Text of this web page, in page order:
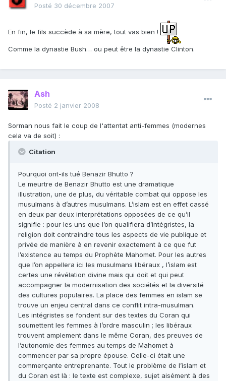
Posté 30 décembre 2007
En fin, le fils succède à sa mère, tout vas bien !
Comme la dynastie Bush… ou peut être la dynastie Clinton.
Ash
Posté 2 janvier 2008
Sorman nous fait le coup de l'attentat anti-femmes (modernes
cela va de soit) :
Citation
Pourquoi ont-ils tué Benazir Bhutto ?
Le meurtre de Benazir Bhutto est une dramatique
illustration, une de plus, du véritable combat qui oppose les
musulmans à d’autres musulmans. L’islam est en effet cassé
en deux par deux interprétations opposées de ce qu’il
signifie : pour les uns que l’on qualifiera d’intégristes, la
religion doit contraindre tous les aspects de vie publique et
privée de manière à en revenir exactement à ce que fut
l’existence au temps du Prophète Mahomet. Pour les autres
que l’on appellera ici les musulmans libéraux , l’islam est
certes une révélation divine mais qui doit et qui peut
accompagner la modernisation des sociétés et la diversité
des cultures populaires. La place des femmes en islam se
trouve un enjeu central dans ce conflit intra-musulman.
Les intégristes se fondent sur des textes du Coran qui
soumettent les femmes à l’ordre masculin ; les libéraux
trouvent amplement dans le même Coran, des preuves de
l’autonomie des femmes au temps de Mahomet à
commencer par sa propre épouse. Celle-ci était une
commerçante entreprenante. Tout le problème de l’islam et
du Coran est là : le texte est complexe, sujet aisément à des